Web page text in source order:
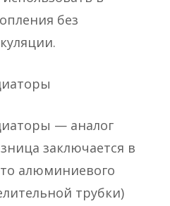
без
— аналог
заключается в
алюминиевого
трубки)